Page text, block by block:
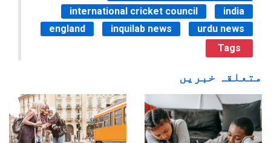
international cricket council
india
england
inquilab news
urdu news
Tags
متعلقہ خبریں